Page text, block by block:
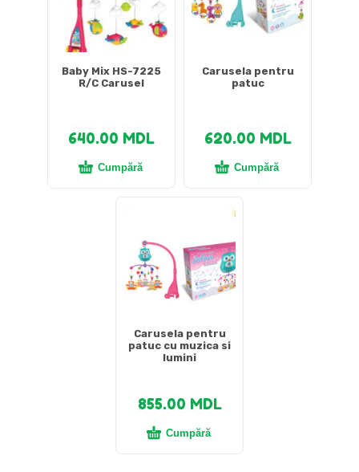
Baby Mix HS-7225
R/C Carusel
640.00 MDL
Cumpără
Carusela pentru
patuc
620.00 MDL
Cumpără
Carusela pentru
patuc cu muzica si
lumini
855.00 MDL
Cumpără